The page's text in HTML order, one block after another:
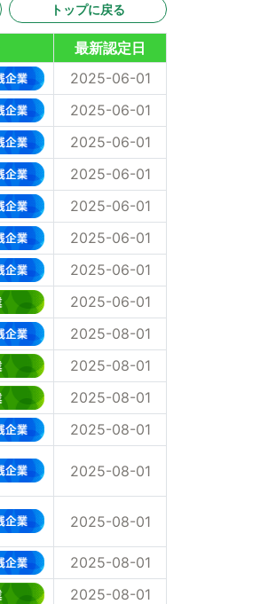
トップに戻る
最新認定日
2025-06-01
2025-06-01
2025-06-01
2025-06-01
2025-06-01
2025-06-01
2025-06-01
2025-06-01
2025-08-01
2025-08-01
2025-08-01
2025-08-01
2025-08-01
2025-08-01
2025-08-01
2025-08-01